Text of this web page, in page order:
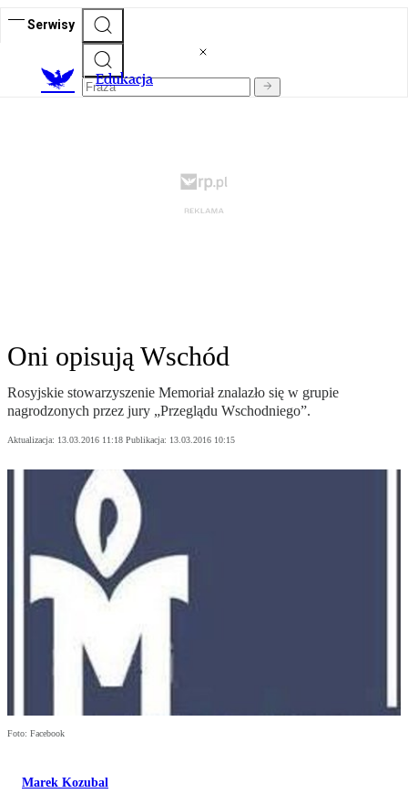
Serwisy
Edukacja
Oni opisują Wschód
Rosyjskie stowarzyszenie Memoriał znalazło się w grupie
nagrodzonych przez jury „Przeglądu Wschodniego”.
Aktualizacja: 13.03.2016 11:18 Publikacja: 13.03.2016 10:15
Foto: Facebook
Marek Kozubal